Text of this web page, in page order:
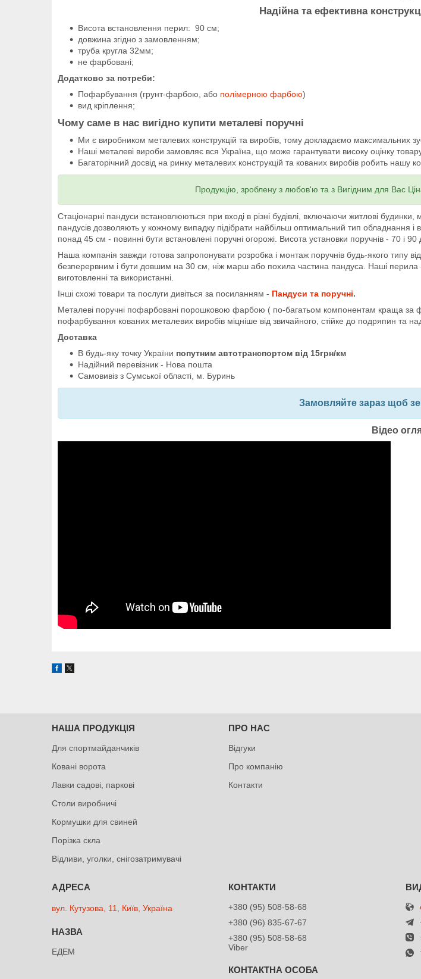
Надійна та ефективна
Висота встановлення перил: 90 см;
довжина згідно з замовленням;
труба кругла 32мм;
не фарбовані;
Додатково за потреби:
Пофарбування (грунт-фарбою, або полімерною фарбою)
вид кріплення;
Чому саме в нас вигідно купити металеві поручні
Ми є виробником металевих конструкцій та виробів, тому докладаємо максимальних
Наші металеві вироби замовляє вся Україна, що може гарантувати високу оцінку
Багаторічний досвід на ринку металевих конструкцій та кованих виробів робить нашу
Продукцію, зроблену з любов'ю та з Вигідним для Вас
Стаціонарні пандуси встановлюються при вході в різні будівлі, включаючи житлові будинки,
пандусів дозволяють у кожному випадку підібрати найбільш оптимальний тип обладнання
понад 45 см - повинні бути встановлені поручні огорожі. Висота установки поручнів - 70 і 90
Наша компанія завжди готова запропонувати розробка і монтаж поручнів будь-якого типу
безперервним і бути довшим на 30 см, ніж марш або похила частина пандуса. Наші перила
виготовленні та використанні.
Інші схожі товари та послуги дивіться за посиланням - Пандуси та поручні.
Металеві поручні пофарбовані порошковою фарбою ( по-багатьом компонентам краща за
пофарбування кованих металевих виробів міцніше від звичайного, стійке до подряпин та
Доставка
В будь-яку точку України попутним автотранспортом від 15грн/км
Надійний перевізник - Нова пошта
Самовивіз з Сумської області, м. Буринь
Замовляйте зараз щоб
Відео
НАША ПРОДУКЦІЯ
Для спортмайданчиків
Ковані ворота
Лавки садові, паркові
Столи виробничі
Кормушки для свиней
Порізка скла
Відливи, уголки, снігозатримувачі
ПРО НАС
Відгуки
Про компанію
Контакти
вул. Кутузова, 11, Київ, Україна
ЕДЕМ
+380 (95) 508-58-68
+380 (96) 835-67-67
+380 (95) 508-58-68
Viber